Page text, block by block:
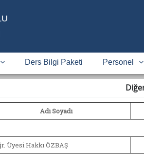
Ders Bilgi Paketi Personel
Adı Soyadı
Üyesi Hakkı ÖZBAŞ